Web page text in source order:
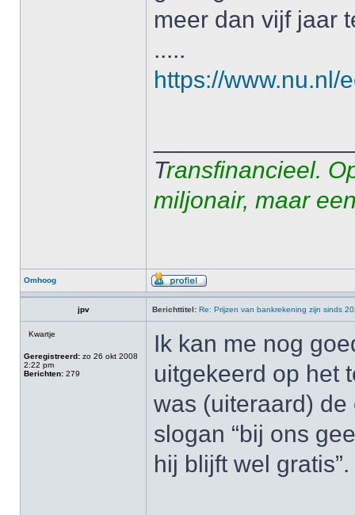
meer dan vijf jaar
.....
https://www.nu.nl/
Transfinancieel.
miljonair, maar
Omhoog
jpv Berichttitel: Re: Prijzen van bankrekening zijn sinds
Kwartje
Geregistreerd: zo 26 okt 2008
2:22 pm
Berichten: 279
Ik kan me nog
uitgekeerd op het
was (uiteraard)
slogan “bij ons
hij blijft wel